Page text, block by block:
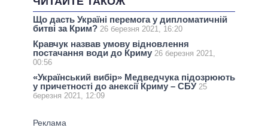
Що дасть Україні перемога у дипломатичній
битві за Крим? 26 березня 2021, 16:20
Кравчук назвав умову відновлення
постачання води до Криму 26 березня 2021,
00:56
«Український вибір» Медведчука підозрюють
у причетності до анексії Криму – СБУ 25
березня 2021, 12:09